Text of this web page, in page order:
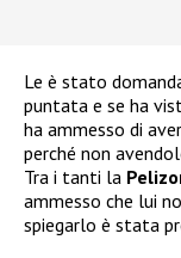
Le è stato
puntata e se ha
ha ammesso di
perché non
Tra i tanti la
ammesso che lui
spiegarlo è stata